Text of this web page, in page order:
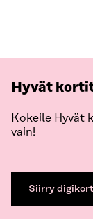
Hyvät
Kokeile Hyvät
vain!
Siirry